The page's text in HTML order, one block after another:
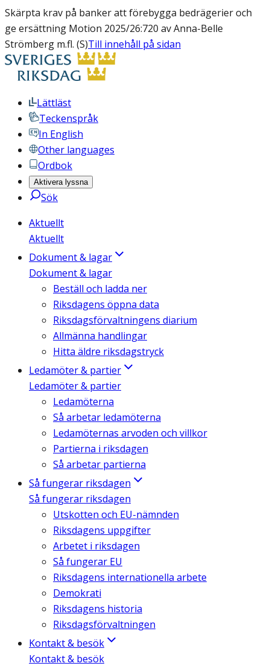
Skärpta krav på banker att förebygga bedrägerier och
ge ersättning Motion 2025/26:720 av Anna-Belle
Strömberg m.fl. (S)Till innehåll på sidan
Lättläst
Teckenspråk
In English
Other languages
Ordbok
Aktivera lyssna
Sök
Aktuellt
Aktuellt
Dokument & lagar
Dokument & lagar
Beställ och ladda ner
Riksdagens öppna data
Riksdagsförvaltningens diarium
Allmänna handlingar
Hitta äldre riksdagstryck
Ledamöter & partier
Ledamöter & partier
Ledamöterna
Så arbetar ledamöterna
Ledamöternas arvoden och villkor
Partierna i riksdagen
Så arbetar partierna
Så fungerar riksdagen
Så fungerar riksdagen
Utskotten och EU-nämnden
Riksdagens uppgifter
Arbetet i riksdagen
Så fungerar EU
Riksdagens internationella arbete
Demokrati
Riksdagens historia
Riksdagsförvaltningen
Kontakt & besök
Kontakt & besök